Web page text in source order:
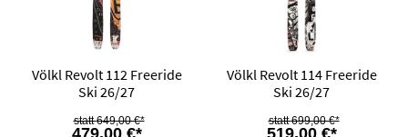
Völkl Revolt 112 Freeride
Ski 26/27
479,00 €*
649,00 €*
Völkl Revolt 114 Freeride
Ski 26/27
519,00 €*
699,00 €*